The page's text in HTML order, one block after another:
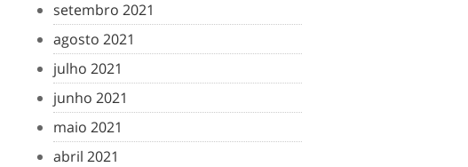
setembro 2021
agosto 2021
julho 2021
junho 2021
maio 2021
abril 2021